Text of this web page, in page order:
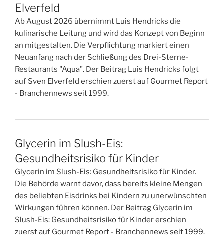
Elverfeld
Ab August 2026 übernimmt Luis Hendricks die
kulinarische Leitung und wird das Konzept von Beginn
an mitgestalten. Die Verpflichtung markiert einen
Neuanfang nach der Schließung des Drei-Sterne-
Restaurants "Aqua". Der Beitrag Luis Hendricks folgt
auf Sven Elverfeld erschien zuerst auf Gourmet Report
- Branchennews seit 1999.
Glycerin im Slush-Eis:
Gesundheitsrisiko für Kinder
Glycerin im Slush-Eis: Gesundheitsrisiko für Kinder.
Die Behörde warnt davor, dass bereits kleine Mengen
des beliebten Eisdrinks bei Kindern zu unerwünschten
Wirkungen führen können. Der Beitrag Glycerin im
Slush-Eis: Gesundheitsrisiko für Kinder erschien
zuerst auf Gourmet Report - Branchennews seit 1999.